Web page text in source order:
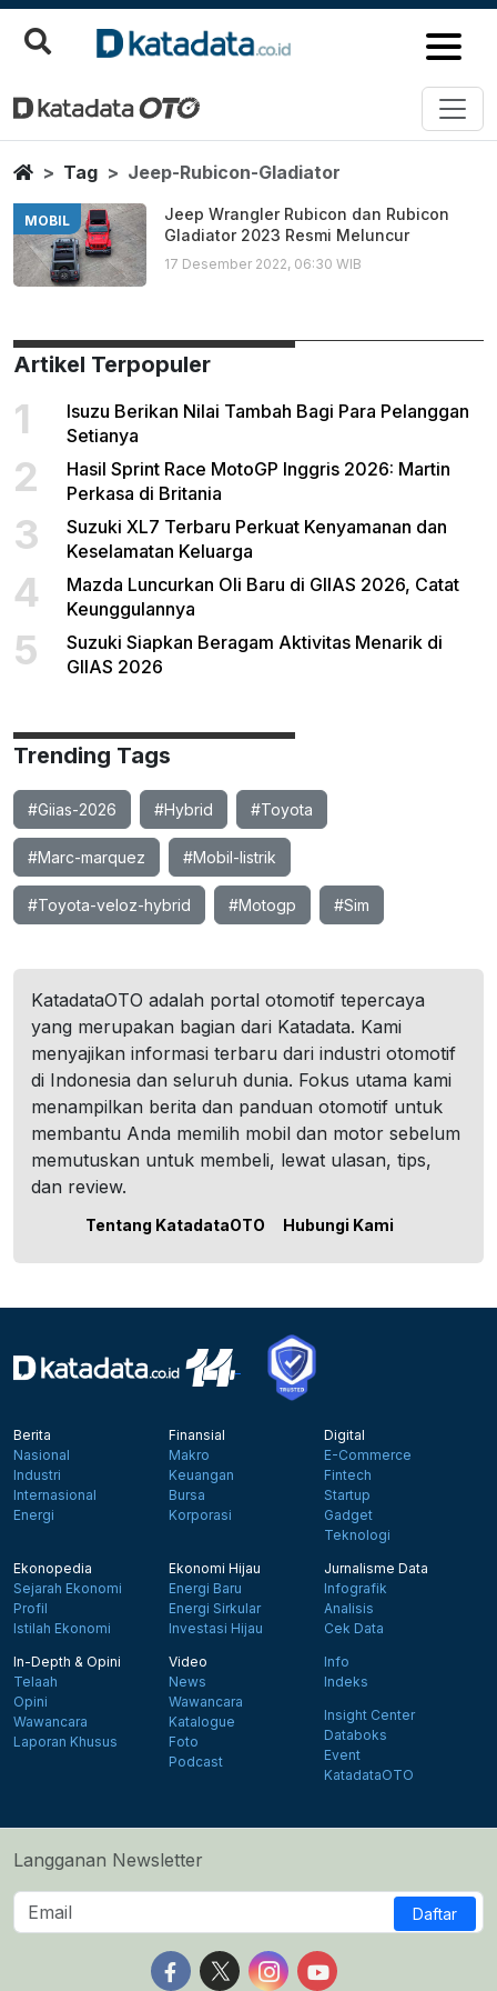
Jeep Rubicon Gladiator
Berita Terbaru
HomeTag Jeep-Rubicon-Gladiator
MOBIL
Jeep Wrangler Rubicon dan Rubicon
Gladiator 2023 Resmi Meluncur
17 Desember 2022, 06:30 WIB
Artikel Terpopuler
1
Isuzu Berikan Nilai Tambah Bagi Para Pelanggan
Setianya
2
Hasil Sprint Race MotoGP Inggris 2026: Martin
Perkasa di Britania
3
Suzuki XL7 Terbaru Perkuat Kenyamanan dan
Keselamatan Keluarga
4
Mazda Luncurkan Oli Baru di GIIAS 2026, Catat
Keunggulannya
5
Suzuki Siapkan Beragam Aktivitas Menarik di
GIIAS 2026
Trending Tags
#Giias-2026 #Hybrid #Toyota
#Marc-marquez #Mobil-listrik
#Toyota-veloz-hybrid #Motogp #Sim
KatadataOTO adalah portal otomotif tepercaya
yang merupakan bagian dari Katadata. Kami
menyajikan informasi terbaru dari industri otomotif
di Indonesia dan seluruh dunia. Fokus utama kami
menampilkan berita dan panduan otomotif untuk
membantu Anda memilih mobil dan motor sebelum
memutuskan untuk membeli, lewat ulasan, tips,
dan review.
Tentang KatadataOTO Hubungi Kami
Berita
Nasional
Industri
Internasional
Energi
Finansial
Makro
Keuangan
Bursa
Korporasi
Digital
E-Commerce
Fintech
Startup
Gadget
Teknologi
Ekonopedia
Sejarah Ekonomi
Profil
Istilah Ekonomi
Ekonomi Hijau
Energi Baru
Energi Sirkular
Investasi Hijau
Jurnalisme Data
Infografik
Analisis
Cek Data
In-Depth & Opini
Telaah
Opini
Wawancara
Laporan Khusus
Video
News
Wawancara
Katalogue
Foto
Podcast
Info
Indeks
Insight Center
Databoks
Event
KatadataOTO
Langganan Newsletter
Daftar
Follow us on Facebook
Follow us on X
Follow us on Instagram
Follow us on